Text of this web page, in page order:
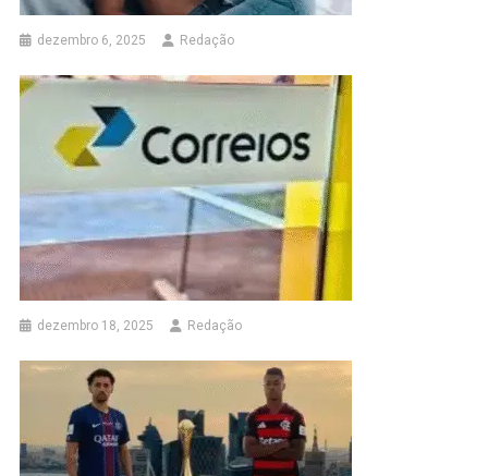
dezembro 6, 2025 Redação
dezembro 18, 2025 Redação